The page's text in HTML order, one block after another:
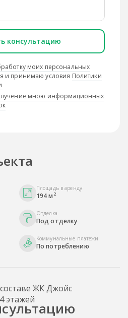
консультацию
моих персональных
и принимаю условия Политики
мною информационных
Площадь в аренду
194 м 2
Отделка
Под отделку
Коммунальные платежи
По потреблению
ЖК Джойс
этажей